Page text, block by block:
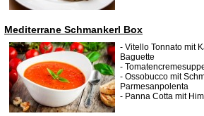
Mediterrane Schmankerl Box
- Vitello Tonnato mit
Baguette
-
- Ossobucco mit
Parmesanpolenta
- Panna Cotta mit